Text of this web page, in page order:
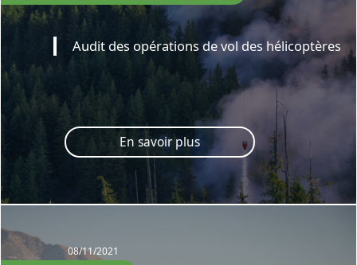
Audit des opérations de vol des hélicoptères
En savoir plus
08/11/2021